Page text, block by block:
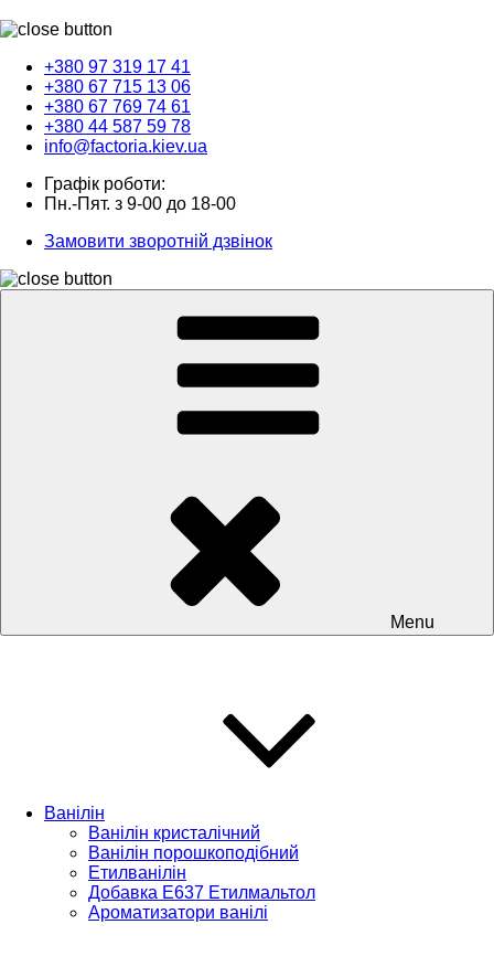
+380 97 319 17 41
+380 67 715 13 06
+380 67 769 74 61
+380 44 587 59 78
info@factoria.kiev.ua
Графік роботи:
Пн.-Пят. з 9-00 до 18-00
Замовити зворотній дзвінок
Menu
Ванілін
Ванілін кристалічний
Ванілін порошкоподібний
Етилванілін
Добавка Е637 Етилмальтол
Ароматизатори ванілі